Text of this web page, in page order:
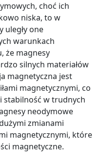
choć ich
niska, to w
uległy one
warunkach
że magnesy
silnych materiałów
magnetyczna jest
magnetycznymi, co
stabilność w trudnych
neodymowe
zmianami
magnetycznymi, które
magnetyczne.